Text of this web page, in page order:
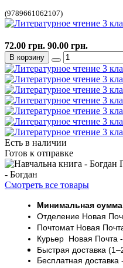
(9789661062107)
Есть в наличии
Готов к отправке
- Богдан
Смотреть все товары
Минимальная сумма
Отделение Новая
ПочтоматНовая
Курьер Новая Почта
Быстрая доставка
Бесплатная доставка
72.00 грн. 90.00 грн.
В корзину